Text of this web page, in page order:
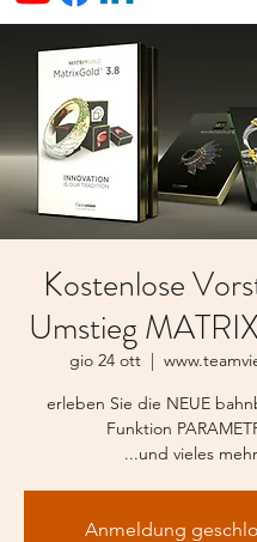
Kostenlose
Umstieg
gio 24 ott
  |
erleben Sie die NEUE
Funktion
...und vieles mehr
Anmeldung